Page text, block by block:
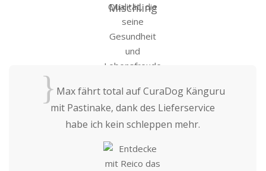
Mischling
{ Max fährt total auf CuraDog Känguru
mit Pastinake, dank des Lieferservice
habe ich kein schleppen mehr.